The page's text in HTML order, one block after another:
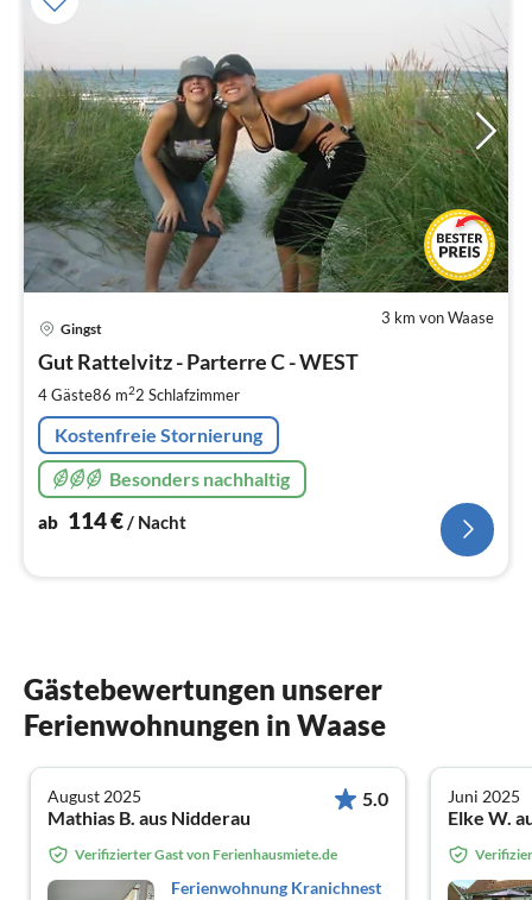
3 km von Waase
Gingst
Gut Rattelvitz - Parterre C - WEST
4 Gäste86 m22 Schlafzimmer
Kostenfreie Stornierung
Besonders nachhaltig
ab 114€/ Nacht
Gästebewertungen unserer
Ferienwohnungen in Waase
August 2025
Mathias B. aus Nidderau
5.0
Verifizierter Gast von Ferienhausmiete.de
Ferienwohnung Kranichnest
Juni 2025
Elke W.